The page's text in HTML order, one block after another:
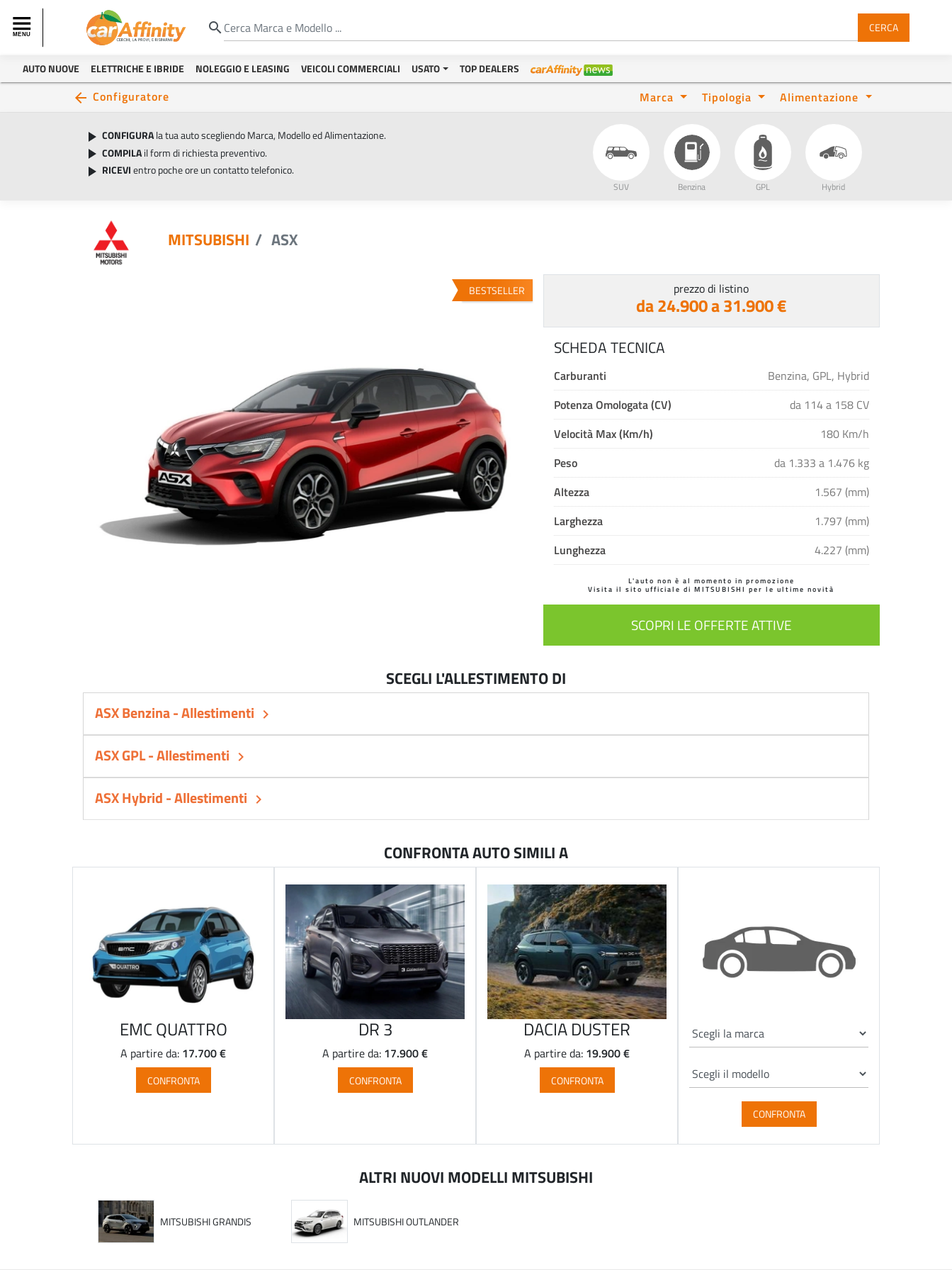
search CERCA
AUTO NUOVE ELETTRICHE E IBRIDE NOLEGGIO E LEASING VEICOLI COMMERCIALI USATO TOP DEALERS
arrow_back Configuratore Marca Tipologia Alimentazione
play_arrow CONFIGURA la tua auto scegliendo Marca, Modello ed Alimentazione.
play_arrow COMPILA il form di richiesta preventivo.
play_arrow RICEVI entro poche ore un contatto telefonico.
SUV Benzina GPL Hybrid
MITSUBISHI ASX
BESTSELLER prezzo di listino
da 24.900 a 31.900 €
SCHEDA TECNICA
Carburanti Benzina, GPL, Hybrid
Potenza Omologata (CV) da 114 a 158 CV
Velocità Max (Km/h) 180 Km/h
Peso da 1.333 a 1.476 kg
Altezza 1.567 (mm)
Larghezza 1.797 (mm)
Lunghezza 4.227 (mm)
L'auto non è al momento in promozione
Visita il sito ufficiale di MITSUBISHI per le ultime novità
SCOPRI LE OFFERTE ATTIVE
SCEGLI L'ALLESTIMENTO DI
ASX Benzina - Allestimenti keyboard_arrow_right
ASX GPL - Allestimenti keyboard_arrow_right
ASX Hybrid - Allestimenti keyboard_arrow_right
CONFRONTA AUTO SIMILI A
EMC QUATTRO
A partire da: 17.700 €
CONFRONTA
DR 3
A partire da: 17.900 €
CONFRONTA
DACIA DUSTER
A partire da: 19.900 €
CONFRONTA
CONFRONTA
ALTRI NUOVI MODELLI MITSUBISHI
MITSUBISHI GRANDIS MITSUBISHI OUTLANDER